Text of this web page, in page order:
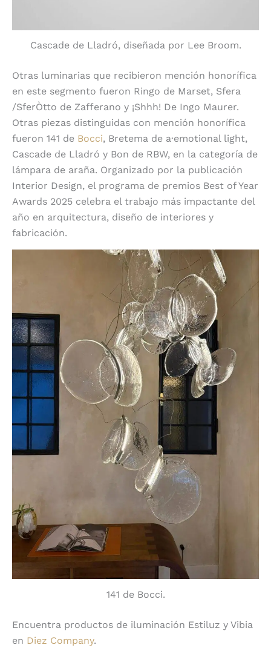
Cascade de Lladró, diseñada por Lee Broom.
Otras luminarias que recibieron mención honorífica
en este segmento fueron Ringo de Marset, Sfera
/SferÒtto de Zafferano y ¡Shhh! De Ingo Maurer.
Otras piezas distinguidas con mención honorífica
fueron 141 de Bocci, Bretema de a·emotional light,
Cascade de Lladró y Bon de RBW, en la categoría de
lámpara de araña. Organizado por la publicación
Interior Design, el programa de premios Best of Year
Awards 2025 celebra el trabajo más impactante del
año en arquitectura, diseño de interiores y
fabricación.
141 de Bocci.
Encuentra productos de iluminación Estiluz y Vibia
en Diez Company.